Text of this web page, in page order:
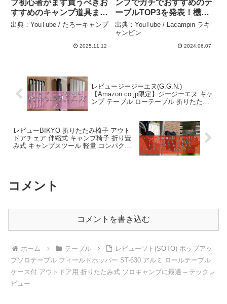
プ初心者がまず買うべきお
すすめのキャンプ道具まと
め – たろーキャンプ
出典：YouTube / たろーキャンプ
2025.11.12
ンプでガチでおすすめのテ
ーブルTOP3を発表！機能
性抜群のアウトドアテーブ
ルはこれだ！【キャンプ道
具】(ウッドパネルテーブ
出典：YouTube / Lacampin ラキ
ャンピン
2024.06.07
レビュージージーエヌ(G.G.N.)
【Amazon.co.jp限定】ジージーエヌ キャ
ンプ テーブル ローテーブル 折りたたみ
レビューBIKYO 折りたたみ椅子 アウト
ドアチェア 伸縮式 キャンプ椅子 折り畳
み式 キャンプスツール 軽量 コンパクト
コメント
コメントを書き込む
ホーム テーブル
レビューソト(SOTO) ポップアッ
プソロテーブル フィールドホッパー ST-630 アルミ ロールテーブル
ケース付 アウトドア用 折りたたみ式 ソロキャンプに最適 – テックレ
ビュー